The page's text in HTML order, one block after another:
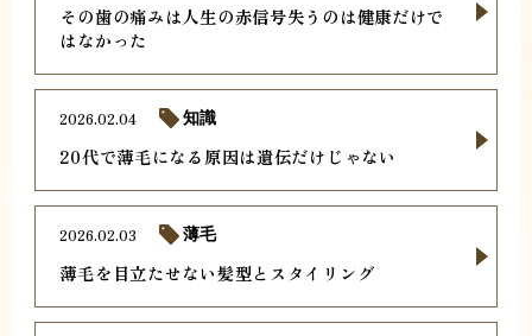
その歯の痛みは人生の赤信号失うのは健康だけで
はなかった
20代で薄毛になる原因は遺伝だけじゃない
2026.02.04 知識
薄毛を目立たせない髪型とスタイリング
2026.02.03 薄毛